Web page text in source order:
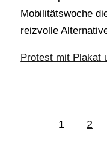
Mobilitätswoche
reizvolle
Protest mit Plakat
1 2